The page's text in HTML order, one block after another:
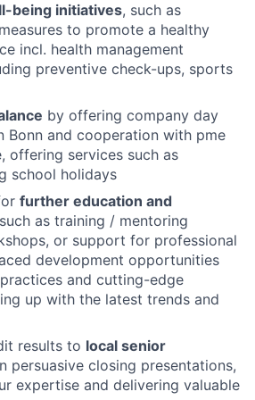
being initiatives, such as
to promote a healthy
incl. health management
preventive check-ups, sports
by offering company day
Bonn and cooperation with pme
offering services such as
school holidays
further education and
as training / mentoring
or support for professional
development opportunities
and cutting-edge
up with the latest trends and
results to local senior
persuasive closing presentations,
expertise and delivering valuable